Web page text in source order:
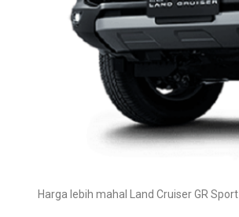
Harga lebih mahal Land Cruiser GR Sport